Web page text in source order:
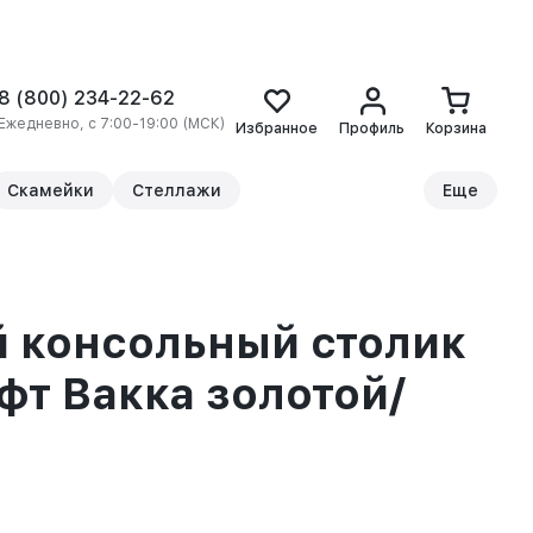
(800) 234-22-62
с 7:00-19:00 (МСК) Избранное Профиль Корзина
Скамейки Стеллажи Еще
консольный столик
Вакка золотой/